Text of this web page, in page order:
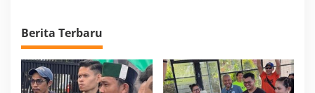
Berita Terbaru